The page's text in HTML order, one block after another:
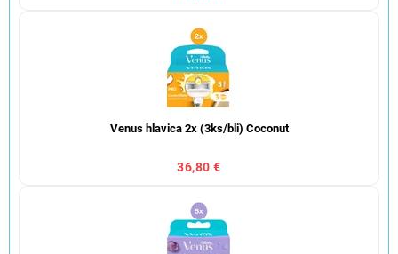
Venus hlavica 2x (3ks/bli) Coconut
36,80 €